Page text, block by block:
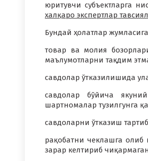
юритувчи субъектларга
халқаро экспертлар
Бундай ҳолатлар
товар ва молия
маълумотларни тақдим
савдолар ўтказилишида
савдолар бўйича
шартномалар тузилгунга
савдоларни ўтказиш
рақобатни чеклашга олиб
зарар келтириб